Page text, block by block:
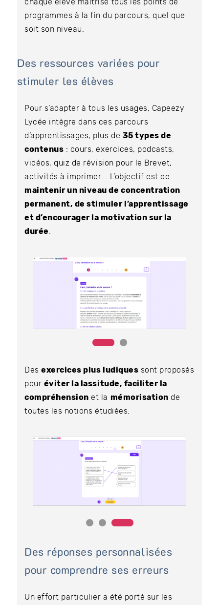
chaque élève maîtrise tous les points de
programmes à la fin du parcours, quel que
soit son niveau.
Des ressources variées pour
stimuler les élèves
Pour s’adapter à tous les usages, Capeezy
Lycée intègre dans ces parcours
d’apprentissages, plus de 35 types de
contenus : cours, exercices, podcasts,
vidéos, quiz de révision pour le Brevet,
activités à imprimer... L’objectif est de
maintenir un niveau de concentration
permanent, de stimuler l’apprentissage
et d’encourager la motivation sur la
durée
Desexercices plus ludiques sont proposés
pour éviter la lassitude, faciliter la
compréhension et la mémorisation de
toutes les notions étudiées.
Des réponses personnalisées
pour comprendre ses erreurs
Un effort particulier a été porté sur les